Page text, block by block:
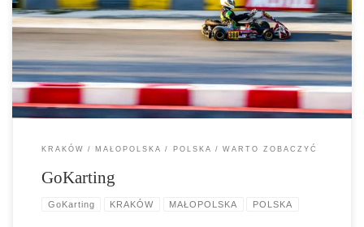
opcja dla rodzin, grup przyjaciół oraz na wydarzenia biznesowe czy
wieczory kawalerskie. Zapewniamy bezpieczeństwo na torze oraz
możliwość delektowania się pysznymi daniami w naszej restauracji.
Odkryj przyjemność gokartingu i stwórz niezapomniane wspomnienia
w gronie najbliższych.
KRAKÓW MAŁOPOLSKA POLSKA WARTO ZOBACZYĆ
GoKarting
GoKarting KRAKÓW MAŁOPOLSKA POLSKA